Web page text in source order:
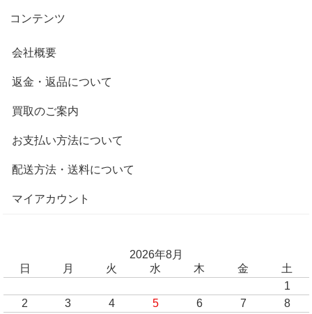
コンテンツ
会社概要
返金・返品について
買取のご案内
お支払い方法について
配送方法・送料について
マイアカウント
2026年8月
日
月 火 水 木 金
土
1
2
3 4 5 6 7
8